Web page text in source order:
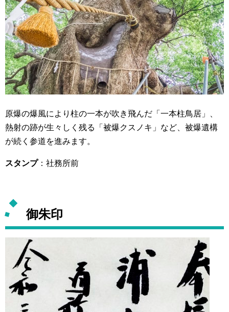
原爆の爆風により柱の一本が吹き飛んだ「一本柱鳥居」、
熱射の跡が生々しく残る「被爆クスノキ」など、被爆遺構
が続く参道を進みます。
スタンプ：社務所前
御朱印